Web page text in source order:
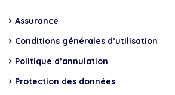
Assurance
Conditions générales d’utilisation
Politique d’annulation
Protection des données